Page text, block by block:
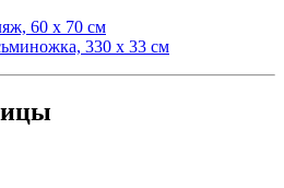
60 х 70 см
330 х 33 см